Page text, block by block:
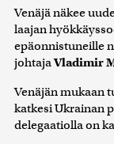
Venäjä näkee
laajan
epäonnistuneille
johtajaVladimir
Venäjän mukaan
katkesi Ukrainan
delegaatiolla on